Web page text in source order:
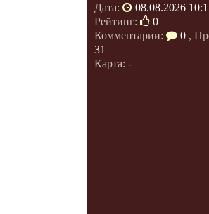
Дата:
08.08.2026
Рейтинг:
0
Комментарии:
0 ,
31
Карта: -